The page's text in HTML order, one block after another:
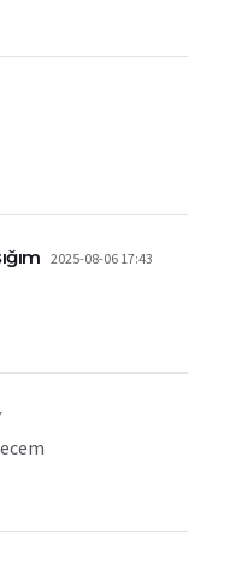
2025-08-06 17:43